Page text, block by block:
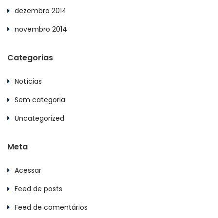
dezembro 2014
novembro 2014
Categorias
Notícias
Sem categoria
Uncategorized
Meta
Acessar
Feed de posts
Feed de comentários